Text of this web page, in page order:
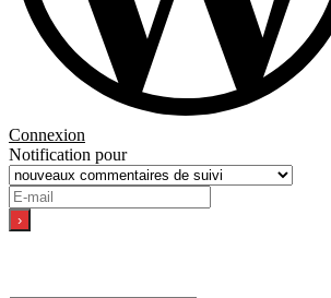
Connexion
Notification pour